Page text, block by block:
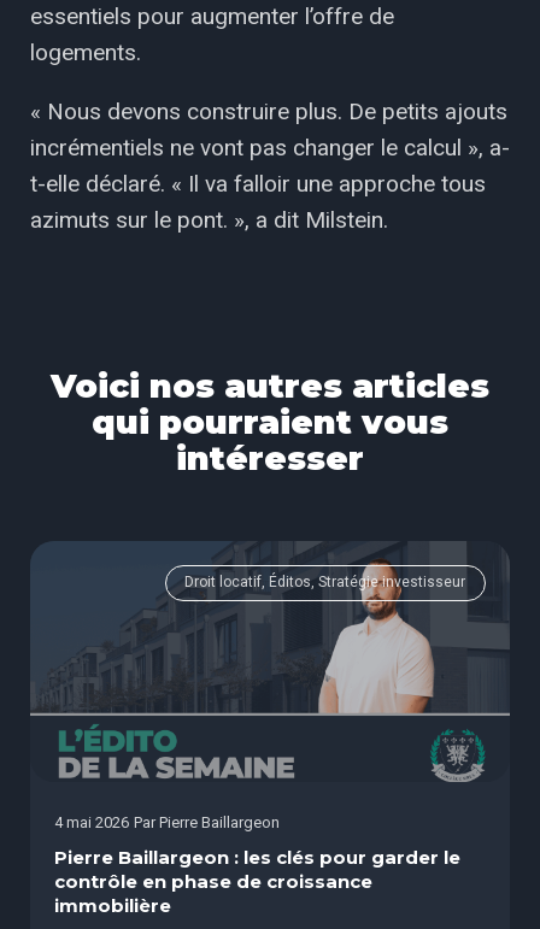
essentiels pour augmenter l’offre de
logements.
« Nous devons construire plus. De petits ajouts
incrémentiels ne vont pas changer le calcul », a-
t-elle déclaré. « Il va falloir une approche tous
azimuts sur le pont. », a dit Milstein.
Voici nos autres articles
qui pourraient vous
intéresser
Droit locatif, Éditos, Stratégie investisseur
4 mai 2026 Par Pierre Baillargeon
Pierre Baillargeon : les clés pour garder le
contrôle en phase de croissance
immobilière